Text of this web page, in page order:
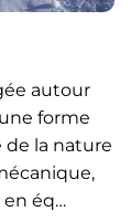
autour
forme
de la nature
en éq…